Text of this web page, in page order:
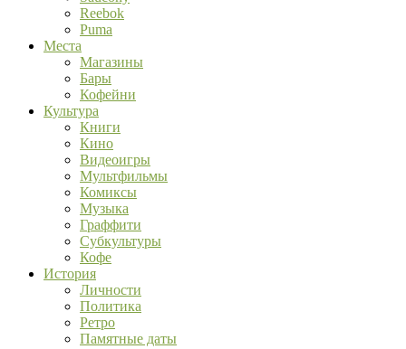
Reebok
Puma
Места
Магазины
Бары
Кофейни
Культура
Книги
Кино
Видеоигры
Мультфильмы
Комиксы
Музыка
Граффити
Субкультуры
Кофе
История
Личности
Политика
Ретро
Памятные даты